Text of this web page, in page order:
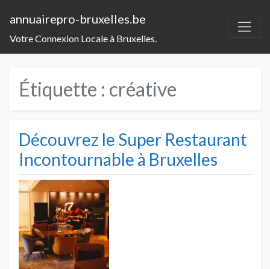
annuairepro-bruxelles.be
Votre Connexion Locale à Bruxelles.
Étiquette : créative
Découvrez le Super Restaurant
Incontournable à Bruxelles